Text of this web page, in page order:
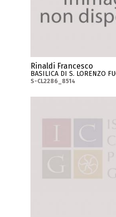
Rinaldi Francesco
BASILICA DI S. LORENZO
S-CL2286_8514